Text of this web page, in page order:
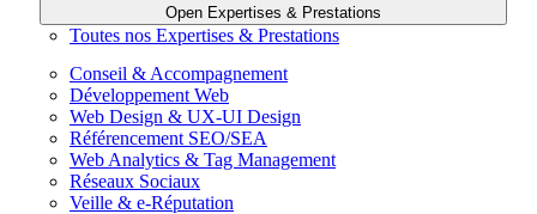
Open Expertises & Prestations
Toutes nos Expertises & Prestations
Conseil & Accompagnement
Développement Web
Web Design & UX-UI Design
Référencement SEO/SEA
Web Analytics & Tag Management
Réseaux Sociaux
Veille & e-Réputation